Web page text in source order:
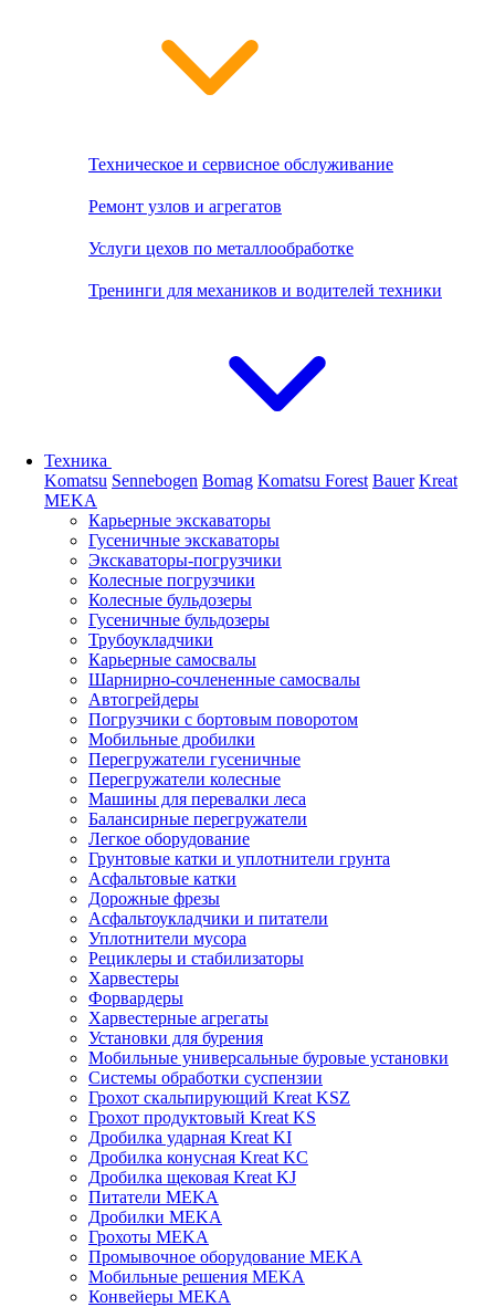
Техническое и сервисное обслуживание
Ремонт узлов и агрегатов
Услуги цехов по металлообработке
Тренинги для механиков и водителей техники
Техника
Komatsu Sennebogen Bomag Komatsu Forest Bauer Kreat
MEKA
Карьерные экскаваторы
Гусеничные экскаваторы
Экскаваторы-погрузчики
Колесные погрузчики
Колесные бульдозеры
Гусеничные бульдозеры
Трубоукладчики
Карьерные самосвалы
Шарнирно-сочлененные cамосвалы
Автогрейдеры
Погрузчики с бортовым поворотом
Мобильные дробилки
Перегружатели гусеничные
Перегружатели колесные
Машины для перевалки леса
Балансирные перегружатели
Легкое оборудование
Грунтовые катки и уплотнители грунта
Асфальтовые катки
Дорожные фрезы
Асфальтоукладчики и питатели
Уплотнители мусора
Рециклеры и стабилизаторы
Харвестеры
Форвардеры
Харвестерные агрегаты
Установки для бурения
Мобильные универсальные буровые установки
Системы обработки суспензии
Грохот скальпирующий Kreat KSZ
Грохот продуктовый Kreat KS
Дробилка ударная Kreat KI
Дробилка конусная Kreat KC
Дробилка щековая Kreat KJ
Питатели MEKA
Дробилки MEKA
Грохоты MEKA
Промывочное оборудование MEKA
Мобильные решения MEKA
Конвейеры MEKA